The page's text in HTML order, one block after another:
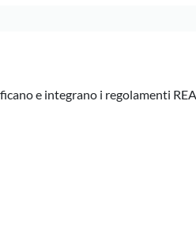
e integrano i regolamenti